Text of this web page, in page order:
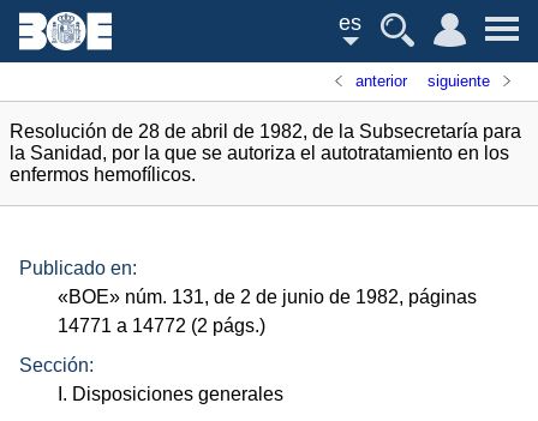
es
anterior siguiente
Resolución de 28 de abril de 1982, de la Subsecretaría para
la Sanidad, por la que se autoriza el autotratamiento en los
enfermos hemofílicos.
Publicado en:
«BOE» núm. 131, de 2 de junio de 1982, páginas
14771 a 14772 (2 págs.)
Sección:
I. Disposiciones generales